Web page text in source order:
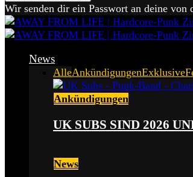
Wir senden dir ein Passwort an deine von
News
AlleAnkündigungenExklusive
Ankündigungen
UK SUBS SIND 2026
News